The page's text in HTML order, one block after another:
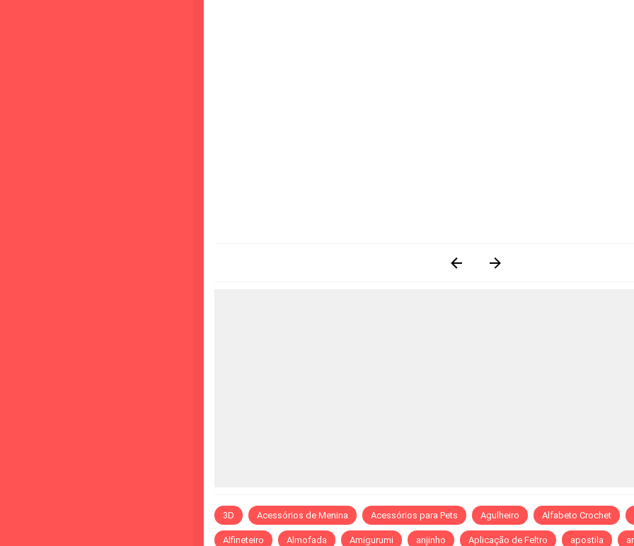
3D Acessórios de Menina Acessórios para Pets Agulheiro Alfabeto Crochet
Alfineteiro Almofada Amigurumi anjinho Aplicação de Feltro apostila